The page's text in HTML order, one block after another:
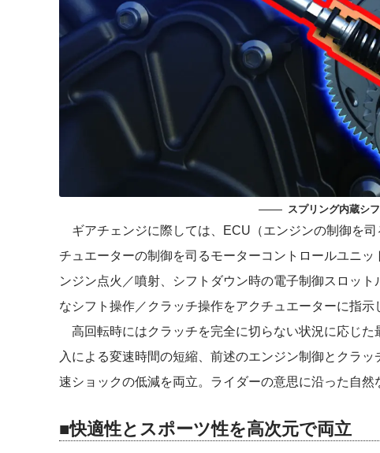
スプリング内蔵シ
ギアチェンジに際しては、ECU（エンジンの制御を
チュエーターの制御を司るモーターコントロールユニ
ンジン点火／噴射、シフトダウン時の電子制御スロッ
なシフト操作／クラッチ操作をアクチュエーターに指示
高回転時にはクラッチを完全に切らない状況に応じ
入による変速時間の短縮、前述のエンジン制御とクラ
速ショックの低減を両立。ライダーの意思に沿った自然
■快適性とスポーツ性を高次元で両立